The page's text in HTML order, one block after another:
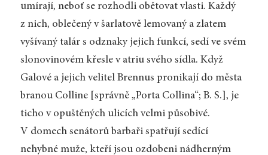
umírají, neboť se rozhodli obětovat vlasti. Každý
z nich, oblečený v šarlatově lemovaný a zlatem
vyšívaný talár s odznaky jejich funkcí, sedí ve svém
slonovinovém křesle v atriu svého sídla. Když
Galové a jejich velitel Brennus pronikají do města
branou Colline [správně „Porta Collina“; B. S.], je
ticho v opuštěných ulicích velmi působivé.
V domech senátorů barbaři spatřují sedící
nehybné muže, kteří jsou ozdobeni nádherným